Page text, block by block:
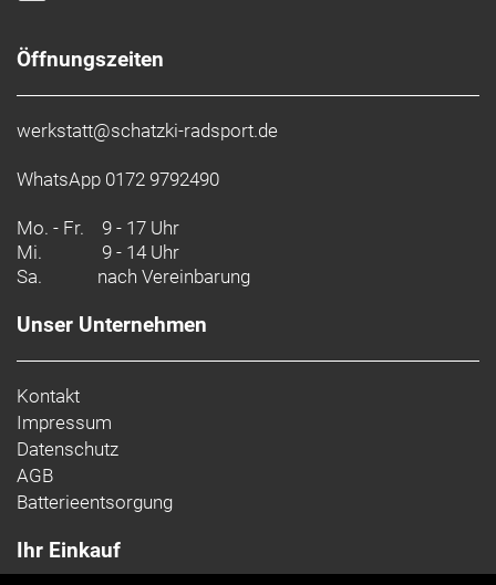
Öffnungszeiten
werkstatt@schatzki-radsport.de
WhatsApp 0172 9792490
Mo. - Fr. 9 - 17 Uhr
Mi.
9 - 14 Uhr
Sa.
nach Vereinbarung
Unser Unternehmen
Kontakt
Impressum
Datenschutz
AGB
Batterieentsorgung
Ihr Einkauf